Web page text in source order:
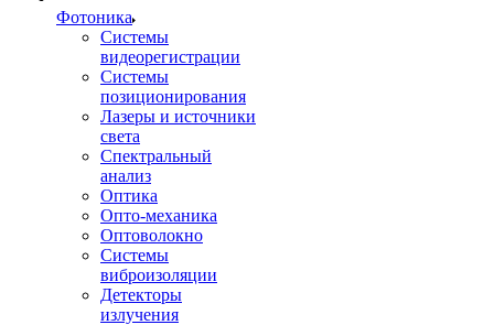
Фотоника
Cистемы
видеорегистрации
Системы
позиционирования
Лазеры и источники
света
Спектральный
анализ
Оптика
Опто-механика
Оптоволокно
Системы
виброизоляции
Детекторы
излучения